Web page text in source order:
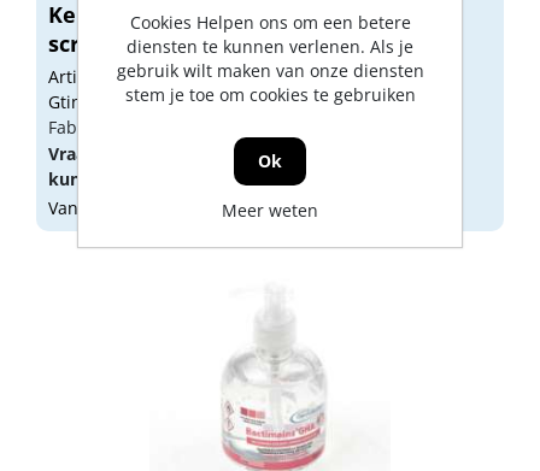
Kelfort handreinigings doekjes
scrub(90s...
Artikelnummer: 1516112
Gtin: 8714678113864
Fabrikant artikel nummer: 1516112
Vraag een
aan oflog in
kunnen zien.
Vandaag besteld, morgen geleverd
Cookies Helpen ons om een betere
diensten te kunnen verlenen. Als je
gebruik wilt maken van onze diensten
stem je toe om cookies te gebruiken
Ok
Meer weten